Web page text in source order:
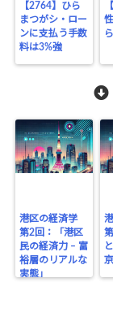
【2764】ひら
まつがシ・ロー
ンに支払う手数
料は3%強
港区の経済学
第2回：「港区
民の経済力 – 富
裕層のリアルな
実態」